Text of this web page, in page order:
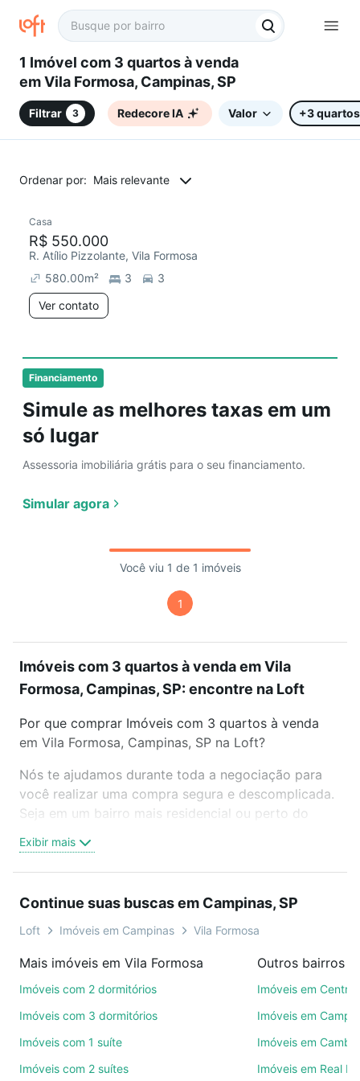
1 Imóvel com 3 quartos à venda
em Vila Formosa, Campinas, SP
Filtrar 3 Redecore IA Valor +3 quartos
Ordenar por: Mais relevante
Financiamento
Simule as melhores taxas em um
só lugar
Assessoria imobiliária grátis para o seu financiamento.
Simular agora
Casa
R$ 550.000
R. Atílio Pizzolante, Vila Formosa
580.00m² 3
3
Ver contato
Você viu 1 de 1 imóveis
1
Imóveis com 3 quartos à venda em Vila
Formosa, Campinas, SP: encontre na Loft
Por que comprar Imóveis com 3 quartos à venda
em Vila Formosa, Campinas, SP na Loft?
Nós te ajudamos durante toda a negociação para
você realizar uma compra segura e descomplicada.
Seja em um bairro mais residencial ou perto do
oferta ideal de Imóveis com 3 quartos à venda em
Vila Formosa, Campinas, SP para conquistar seu
videochamada, é grátis, sem compromisso e você
ainda conta com mais de 46 mil corretores e
de imóveis.
ruas, bairros e até condomínios favoritos. Você
também pode usar os filtros como quantidade de
Exibir mais
Continue suas buscas em Campinas, SP
Loft Imóveis em Campinas Vila Formosa
Mais imóveis em Vila Formosa
Imóveis com 2 dormitórios
Imóveis com 3 dormitórios
Imóveis com 1 suíte
Imóveis com 2 suítes
Outros bairros
Imóveis em Centro
Imóveis em
Imóveis em Cambuí
Imóveis em Real